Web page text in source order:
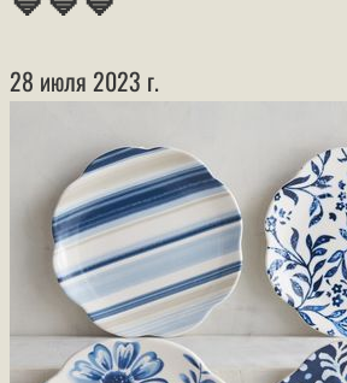
28 июля 2023 г.